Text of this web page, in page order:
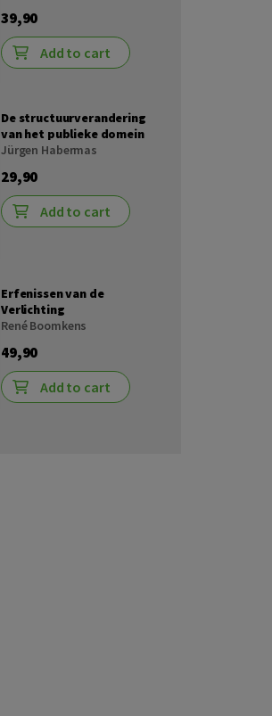
39,90
Add to cart
De structuurverandering
van het publieke domein
Jürgen Habermas
29,90
Add to cart
Erfenissen van de
Verlichting
René Boomkens
49,90
Add to cart